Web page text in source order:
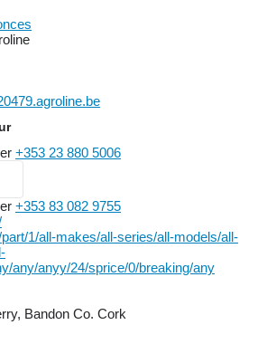
+353 23 880 5006
+353 83 082 9755
1/all-makes/all-series/all-models/all-
any/anyy/24/sprice/0/breaking/any
Bandon Co. Cork